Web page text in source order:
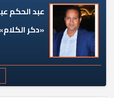
عبد الحكم
«دكر